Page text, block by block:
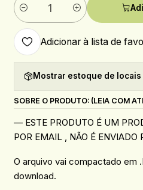
Quantidade
Adicionar à lista de
Mostrar estoque de locais
SOBRE O PRODUTO: (LEIA COM
— ESTE PRODUTO É UM
POR EMAIL , NÃO É ENVIADO
O arquivo vai compactado em
download.